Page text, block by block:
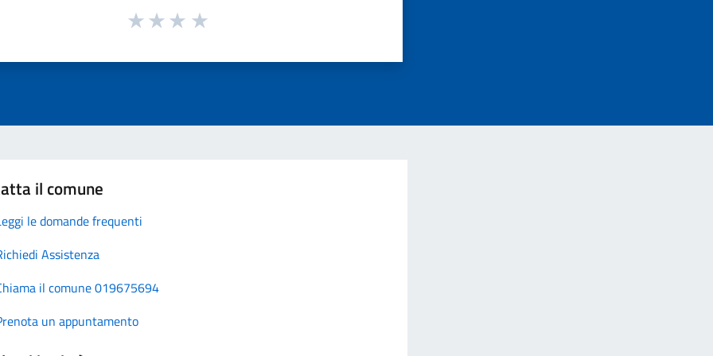
il comune
le domande frequenti
Assistenza
il comune 019675694
un appuntamento